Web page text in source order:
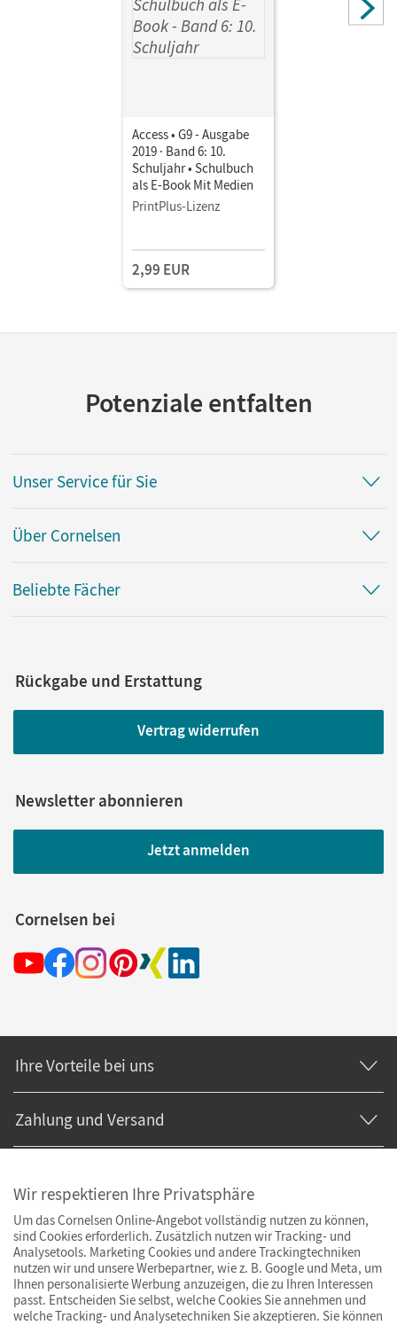
Access • G9 - Ausgabe
2019 · Band 6: 10.
Schuljahr • Schulbuch
als E-Book Mit Medien
PrintPlus-Lizenz
2,99 EUR
Potenziale entfalten
Unser Service für Sie
Über Cornelsen
Beliebte Fächer
Rückgabe und Erstattung
Vertrag widerrufen
Newsletter abonnieren
Jetzt anmelden
Cornelsen bei
Ihre Vorteile bei uns
Zahlung und Versand
Wir respektieren Ihre Privatsphäre
Um das Cornelsen Online-Angebot vollständig nutzen zu können,
sind Cookies erforderlich. Zusätzlich nutzen wir Tracking- und
Analysetools. Marketing Cookies und andere Trackingtechniken
nutzen wir und unsere Werbepartner, wie z. B. Google und Meta, um
Ihnen personalisierte Werbung anzuzeigen, die zu Ihren Interessen
passt. Entscheiden Sie selbst, welche Cookies Sie annehmen und
welche Tracking- und Analysetechniken Sie akzeptieren. Sie können